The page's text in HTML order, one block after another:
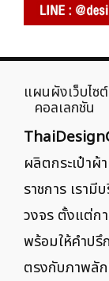
แผนผังเว็บไซต์
คอลเลกชัน
ผลิตกระเป๋าผ้
ราชการ เรา
วงจร ตั้งแต่ก
พร้อมให้คำปรึ
ตรงกับภาพลั